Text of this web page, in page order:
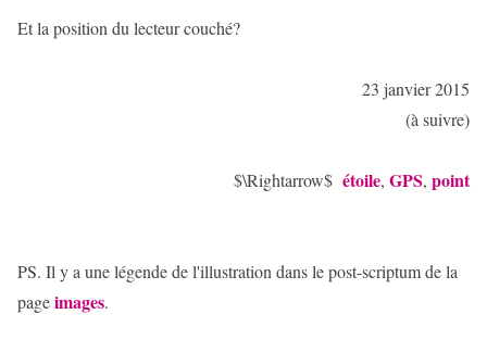
Et la position du lecteur couché?
23 janvier 2015
(à suivre)
$\Rightarrow$ étoile, GPS, point
PS. Il y a une légende de l'illustration dans le post-scriptum de la
pageimages.